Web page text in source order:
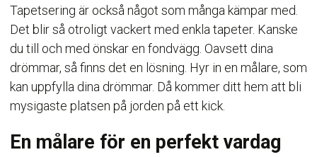
Tapetsering är också något som många kämpar med.
Det blir så otroligt vackert med enkla tapeter. Kanske
du till och med önskar en fondvägg. Oavsett dina
drömmar, så finns det en lösning. Hyr in en målare, som
kan uppfylla dina drömmar. Då kommer ditt hem att bli
mysigaste platsen på jorden på ett kick.
En målare för en perfekt vardag